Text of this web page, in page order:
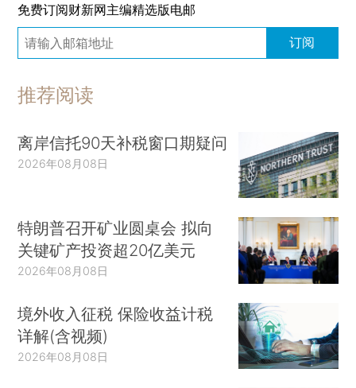
免费订阅财新网主编精选版电邮
订阅
推荐阅读
离岸信托90天补税窗口期疑问
2026年08月08日
特朗普召开矿业圆桌会 拟向
关键矿产投资超20亿美元
2026年08月08日
境外收入征税 保险收益计税
详解(含视频)
2026年08月08日